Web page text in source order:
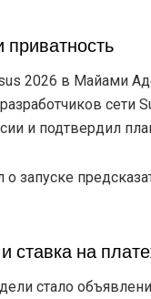
2026 в Майами
сети
и подтвердил
запуске
ставка на
стало